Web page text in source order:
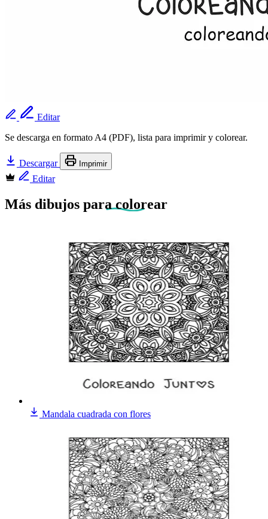
Editar
Se descarga en formato A4 (PDF), lista para imprimir y colorear.
Descargar Imprimir
Editar
Más dibujos para colorear
Mandala cuadrada con flores